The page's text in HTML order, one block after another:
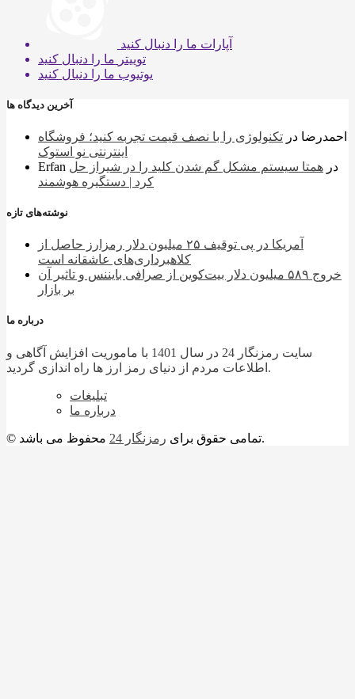
آپارات ما را دنبال کنید
توییتر ما را دنبال کنید
یوتیوب ما را دنبال کنید
آخرین دیدگاه ها
احمدرضا در تکنولوژی را با نصف قیمت تجربه کنید؛ فروشگاه
اینترنتی نو استوک
Erfan
در همتا سیستم مشکل گم شدن کلید را در شیراز حل
کرد | دستگیره هوشمند
نوشته‌های تازه
آمریکا در پی توقیف ۲۵ میلیون دلار رمزارز حاصل از
کلاهبرداری‌های عاشقانه است
خروج ۵۸۹ میلیون دلار بیت‌کوین از صرافی بایننس و تاثیر آن
بر بازار
درباره ما
سایت رمزنگار 24 در سال 1401 با ماموریت افزایش آگاهی و
اطلاعات مردم از دنیای رمز ارز ها راه اندازی گردید.
تبلیغات
درباره ما
© تمامی حقوق برای رمزنگار 24 محفوظ می باشد.